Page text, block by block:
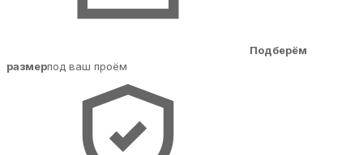
Подберём
размерпод ваш проём